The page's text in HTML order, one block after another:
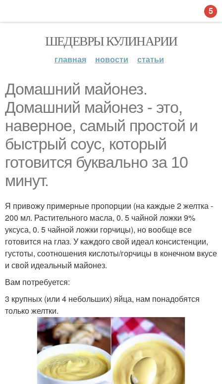
ШЕДЕВРЫ КУЛИНАРИИ
главная новости статьи
Домашний майонез.
Домашний майонез - это,
наверное, самый простой и
быстрый соус, который
готовится буквально за 10
минут.
Я привожу примерные пропорции (на каждые 2 желтка -
200 мл. Растительного масла, 0. 5 чайной ложки 9%
уксуса, 0. 5 чайной ложки горчицы), но вообще все
готовится на глаз. У каждого свой идеал консистенции,
густоты, соотношения кислоты/горчицы в конечном вкусе
и свой идеальный майонез.
Вам потребуется:
3 крупных (или 4 небольших) яйца, нам понадобятся
только желтки.
5